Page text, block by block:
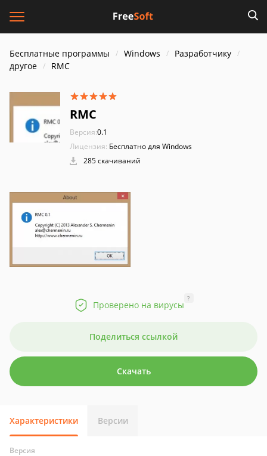
Бесплатные программы Windows
Разработчику
другое
RMC
RMC
Версия:0.1
Лицензия: Бесплатно для Windows
285 скачиваний
Проверено на вирусы
?
Поделиться ссылкой
Скачать
Характеристики Версии
Версия